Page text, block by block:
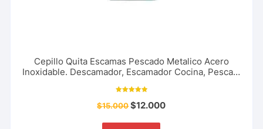
Cepillo Quita Escamas Pescado Metalico Acero
Inoxidable. Descamador, Escamador Cocina, Pesca y
5.00
de 5
$15.000$12.000